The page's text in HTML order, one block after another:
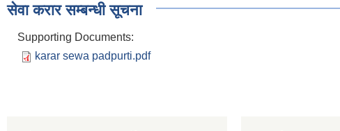
सेवा करार सम्बन्धी सूचना
Supporting Documents:
karar sewa padpurti.pdf